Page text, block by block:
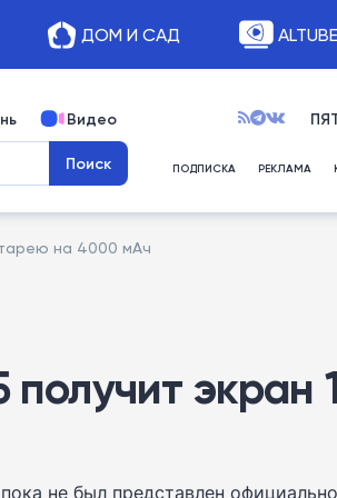
ДОМ И САД ALTUBE
Видео
ПОДПИСКА РЕКЛАМА
на 4000 мАч
экран
не был представлен официально